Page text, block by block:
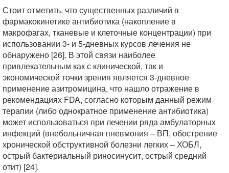
Стоит отметить, что существенных различий в
фармакокинетике антибиотика (накопление в
макрофагах, тканевые и клеточные концентрации) при
использовании 3- и 5-дневных курсов лечения не
обнаружено [26]. В этой связи наиболее
привлекательным как с клинической, так и
экономической точки зрения является 3-дневное
применение азитромицина, что нашло отражение в
рекомендациях FDA, согласно которым данный режим
терапии (либо однократное применение антибиотика)
может использоваться при лечении ряда амбулаторных
инфекций (внебольничная пневмония – ВП, обострение
хронической обструктивной болезни легких – ХОБЛ,
острый бактериальный риносинусит, острый средний
отит) [24].